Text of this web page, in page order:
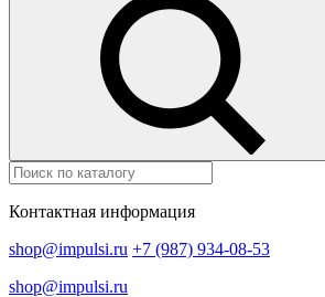
Контактная информация
shop@impulsi.ru +7 (987) 934-08-53
shop@impulsi.ru